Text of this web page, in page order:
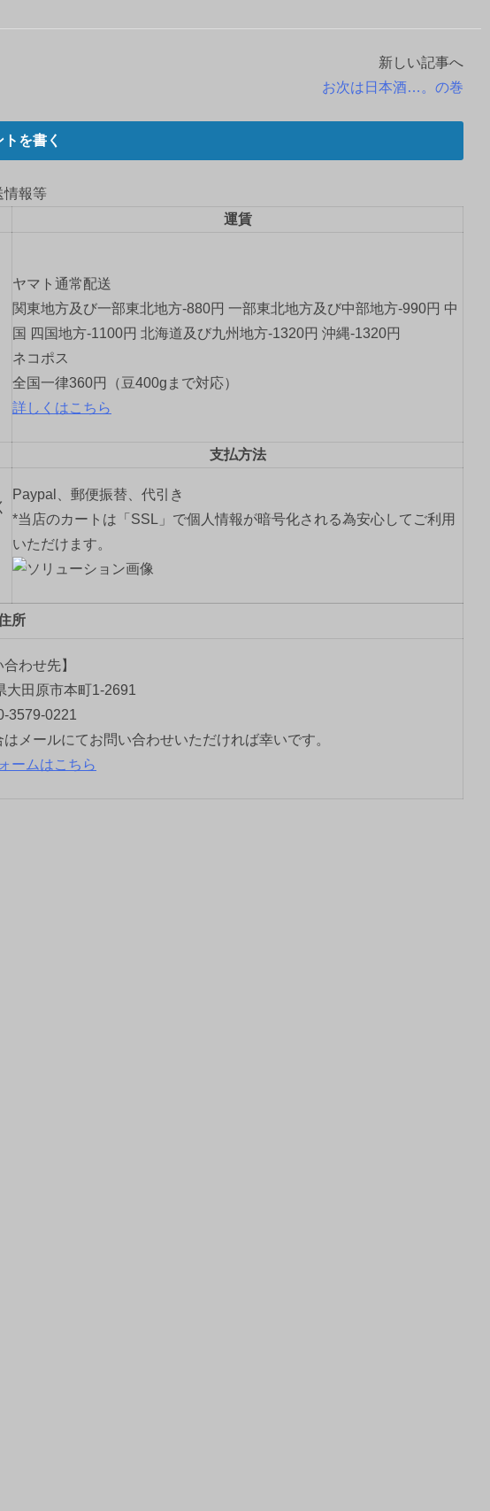
新しい記事へ
お次は日本酒…。の巻
トを書く
情報等
運賃
ヤマト通常配送
関東地方及び一部東北地方-880円 一部東北地方及び中部地方-990円 中
国 四国地方-1100円 北海道及び九州地方-1320円 沖縄-1320円
ネコポス
全国一律360円（豆400gまで対応）
詳しくはこちら
支払方法
Paypal、郵便振替、代引き
*当店のカートは「SSL」で個人情報が暗号化される為安心してご利用
いただけます。
所
合わせ先】
大田原市本町1-2691
3579-0221
メールにてお問い合わせいただければ幸いです。
ームはこちら